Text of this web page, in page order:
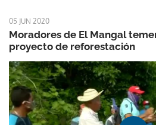
05 JUN 2020
Moradores de El Mangal
proyecto de reforestación